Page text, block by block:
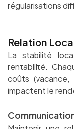
régularisations
Relation
La stabilité
rentabilité.
coûts
impactent le